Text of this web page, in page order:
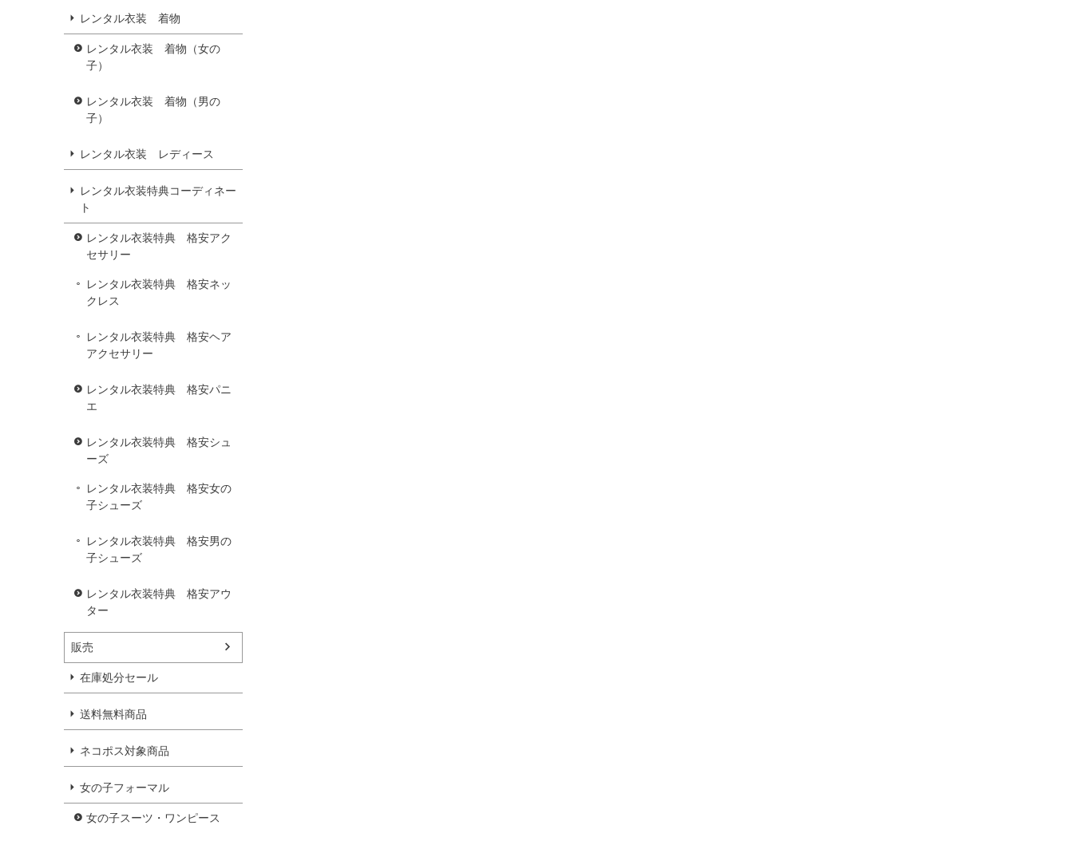
レンタル衣装 着物
レンタル衣装 着物（女の
子）
レンタル衣装 着物（男の
子）
レンタル衣装 レディース
レンタル衣装特典コーディネー
ト
レンタル衣装特典 格安アク
セサリー
レンタル衣装特典 格安ネッ
クレス
レンタル衣装特典 格安ヘア
アクセサリー
レンタル衣装特典 格安パニ
エ
レンタル衣装特典 格安シュ
ーズ
レンタル衣装特典 格安女の
子シューズ
レンタル衣装特典 格安男の
子シューズ
レンタル衣装特典 格安アウ
ター
販売
在庫処分セール
送料無料商品
ネコポス対象商品
女の子フォーマル
女の子スーツ・ワンピース